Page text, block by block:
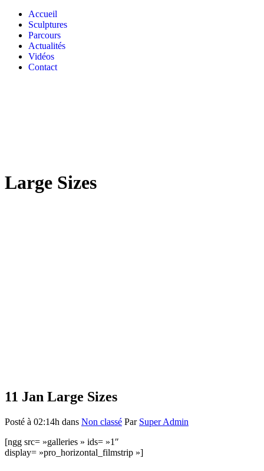
Accueil
Sculptures
Parcours
Actualités
Vidéos
Contact
Large Sizes
11 Jan Large Sizes
Posté à 02:14h dans Non classé Par Super Admin
[ngg src= »galleries » ids= »1″
display= »pro_horizontal_filmstrip »]